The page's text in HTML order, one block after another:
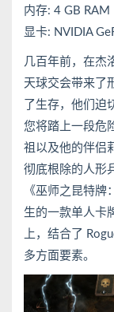
内存: 4 GB RAM
显卡: NVIDIA
几百年前，在杰
天球交会带来了
了生存，他们迫
您将踏上一段危
祖以及他的伴侣
彻底根除的人形
《巫师之昆特
生的一款单人卡
上，结合了
多方面要素。